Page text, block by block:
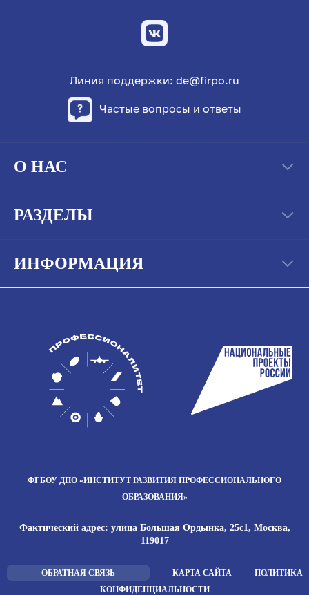
Линия поддержки: de@firpo.ru
Частые вопросы и ответы
О НАС
РАЗДЕЛЫ
ИНФОРМАЦИЯ
ФГБОУ ДПО «ИНСТИТУТ РАЗВИТИЯ ПРОФЕССИОНАЛЬНОГО
ОБРАЗОВАНИЯ»
Фактический адрес: улица Большая Ордынка, 25с1, Москва,
119017
ОБРАТНАЯ СВЯЗЬ КАРТА САЙТА
ПОЛИТИКА
КОНФИДЕНЦИАЛЬНОСТИ